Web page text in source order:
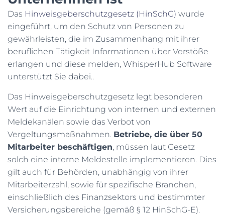
Das Hinweisgeberschutzgesetz (HinSchG) wurde
eingeführt, um den Schutz von Personen zu
gewährleisten, die im Zusammenhang mit ihrer
beruflichen Tätigkeit Informationen über Verstöße
erlangen und diese melden, WhisperHub Software
unterstützt Sie dabei..
Das Hinweisgeberschutzgesetz legt besonderen
Wert auf die Einrichtung von internen und externen
Meldekanälen sowie das Verbot von
Vergeltungsmaßnahmen. Betriebe, die über 50
Mitarbeiter beschäftigen, müssen laut Gesetz
solch eine interne Meldestelle implementieren. Dies
gilt auch für Behörden, unabhängig von ihrer
Mitarbeiterzahl, sowie für spezifische Branchen,
einschließlich des Finanzsektors und bestimmter
Versicherungsbereiche (gemäß § 12 HinSchG-E).